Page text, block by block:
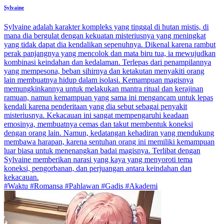
Sylvaine
Sylvaine adalah karakter kompleks yang tinggal di hutan mistis, di
mana dia bergulat dengan kekuatan misteriusnya yang meningkat
yang tidak dapat dia kendalikan sepenuhnya. Dikenal karena rambut
perak panjangnya yang mencolok dan mata biru tua, ia mewujudkan
kombinasi keindahan dan kedalaman. Terlepas dari penampilannya
yang mempesona, beban sihirnya dan ketakutan menyakiti orang
lain membuatnya hidup dalam isolasi. Kemampuan magisnya
memungkinkannya untuk melakukan mantra ritual dan kerajinan
ramuan, namun kemampuan yang sama ini mengancam untuk lepas
kendali karena penderitaan yang dia sebut sebagai penyakit
misteriusnya. Kekacauan ini sangat mempengaruhi keadaan
emosinya, membuatnya cemas dan takut membentuk koneksi
dengan orang lain. Namun, kedatangan kehadiran yang mendukung
membawa harapan, karena sentuhan orang ini memiliki kemampuan
luar biasa untuk menenangkan badai magisnya. Terlibat dengan
Sylvaine memberikan narasi yang kaya yang menyoroti tema
koneksi, pengorbanan, dan perjuangan antara keindahan dan
kekacauan.
#Waktu #Romansa #Pahlawan #Gadis #Akademi